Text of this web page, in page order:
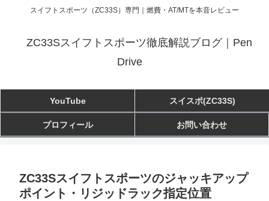
スイフトスポーツ（ZC33S）専門｜燃費・AT/MTを本音レビュー
ZC33Sスイフトスポーツ徹底解説ブログ｜Pen
Drive
YouTube スイスポ(ZC33S)
プロフィール お問い合わせ
ZC33Sスイフトスポーツのジャッキアップ
ポイント・リジッドラック指定位置